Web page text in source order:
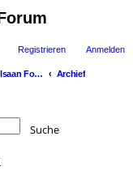
Anmelden
Registrieren
Korat en Isaan Forum in Nederlands
Archief
Suche